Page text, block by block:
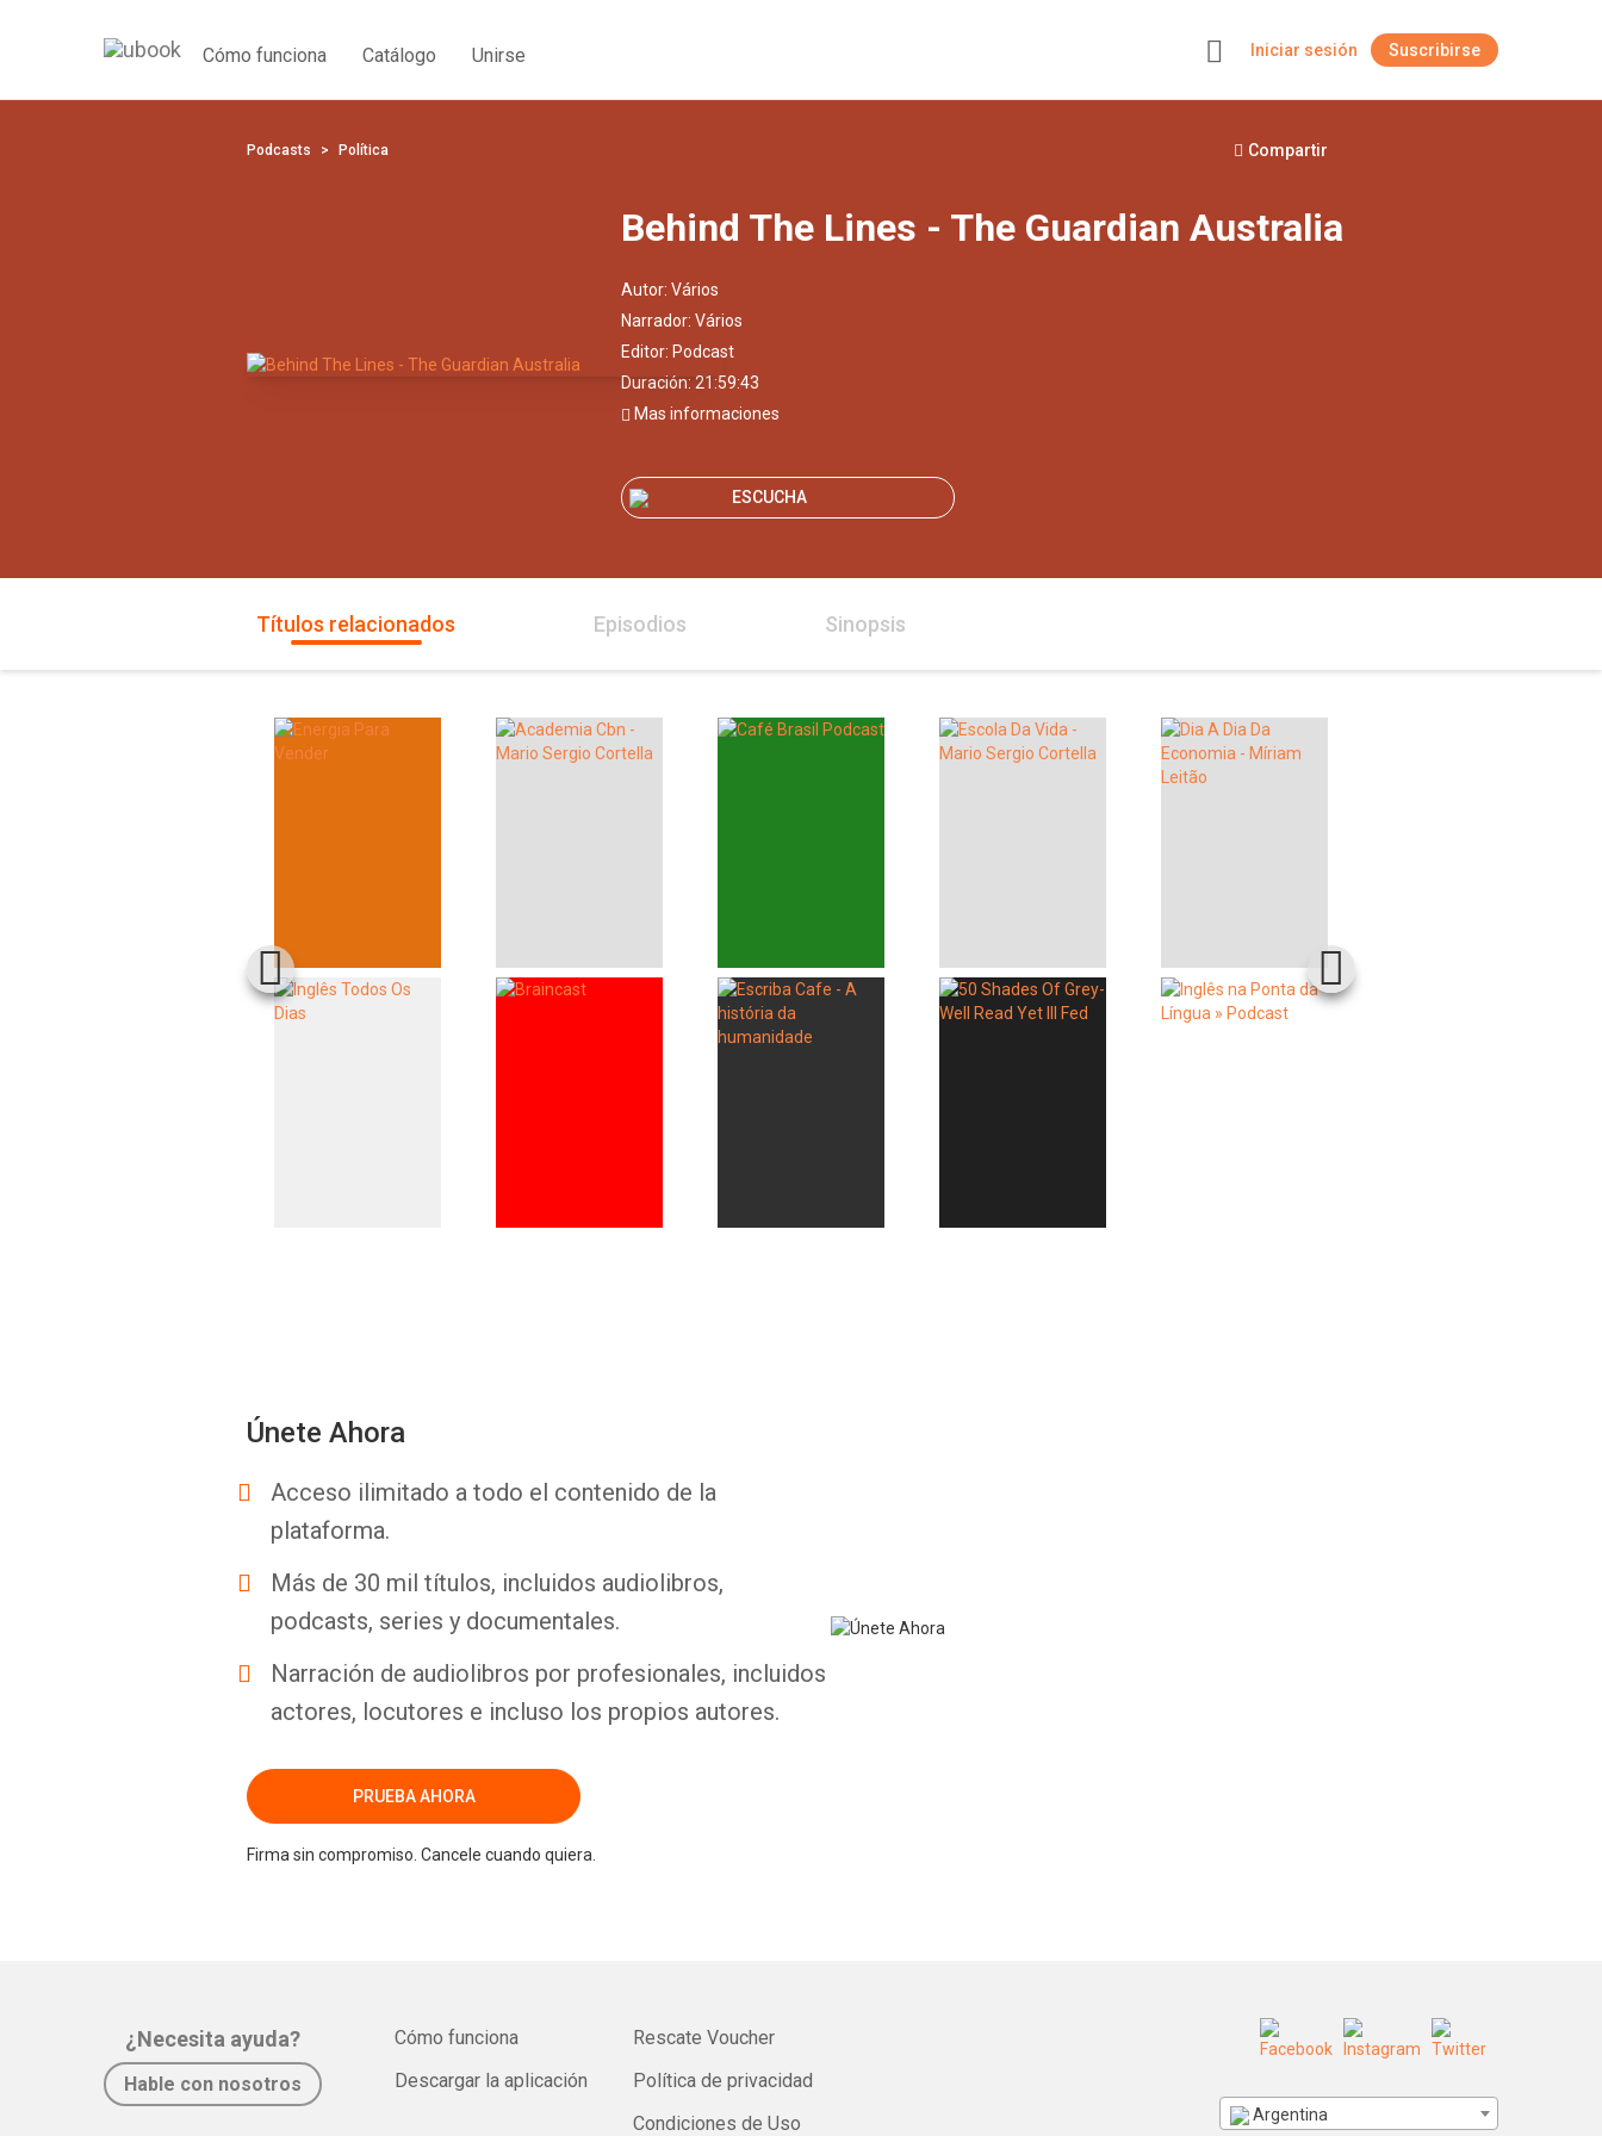
Cómo funciona Catálogo Unirse Iniciar sesión Suscribirse
Podcasts Política Compartir
Behind The Lines - The Guardian Australia
Autor: Vários
Narrador: Vários
Editor: Podcast
Duración: 21:59:43
Mas informaciones
ESCUCHA
Títulos relacionados Episodios Sinopsis
Únete Ahora
Acceso ilimitado a todo el contenido de la
plataforma.
Más de 30 mil títulos, incluidos audiolibros,
podcasts, series y documentales.
Narración de audiolibros por profesionales, incluidos
actores, locutores e incluso los propios autores.
PRUEBA AHORA
Firma sin compromiso. Cancele cuando quiera.
¿Necesita ayuda?
Hable con nosotros
Cómo funciona
Descargar la aplicación
Rescate Voucher
Política de privacidad
Condiciones de Uso
Argentina